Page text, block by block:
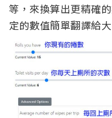
等，來換算出更精確
定的數值簡單翻譯給大